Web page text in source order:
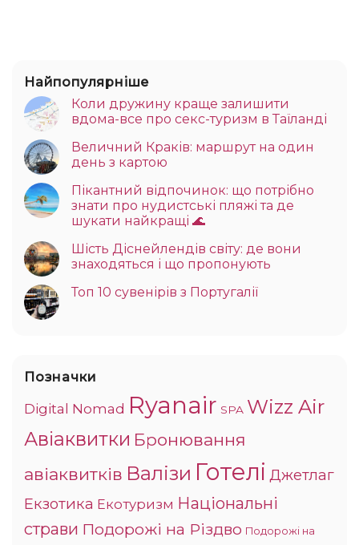
Найпопулярніше
Коли дружину краще залишити
вдома-все про секс-туризм в Таїланді
Величний Краків: маршрут на один
день з картою
Пікантний відпочинок: що потрібно
знати про нудистські пляжі та де
шукати найкращі 🌊
Шість Діснейлендів світу: де вони
знаходяться і що пропонують
Топ 10 сувенірів з Португалії
Позначки
Digital Nomad Ryanair SPA Wizz Air
Авіаквитки Бронювання
авіаквитків Валізи Готелі Джетлаг
Екзотика Екотуризм Національні
страви Подорожі на Різдво Подорожі на